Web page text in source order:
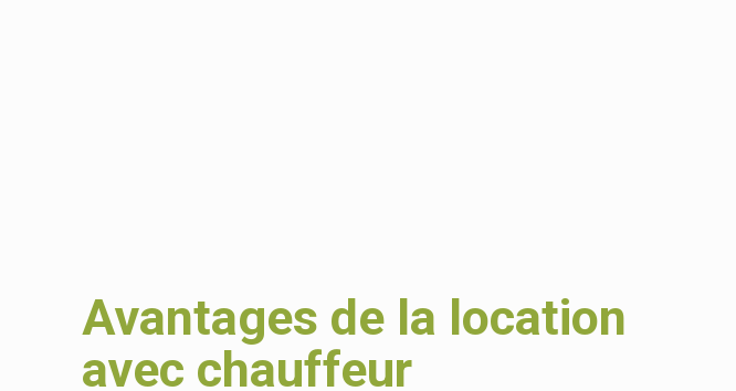
Avantages de la location
avec chauffeur